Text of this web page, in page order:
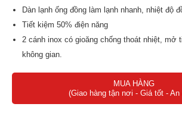
Dàn lạnh ống đồng làm lạnh nhanh, nhiệt độ
Tiết kiệm 50% điện năng
2 cánh inox có gioăng chống thoát nhiệt, mở
không gian.
Sấy roăng cánh hỗ trợ tủ hạn chế bị chảy
hợp với khí hậu nóng.
MUA HÀNG
(Giao hàng tận nơi - Giá tốt - An